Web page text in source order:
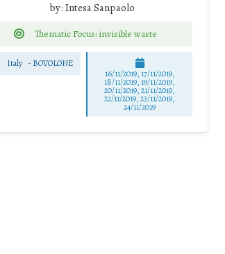
by: Intesa Sanpaolo
Thematic Focus: invisible waste
Italy - BOVOLONE
16/11/2019, 17/11/2019,
18/11/2019, 19/11/2019,
20/11/2019, 21/11/2019,
22/11/2019, 23/11/2019,
24/11/2019